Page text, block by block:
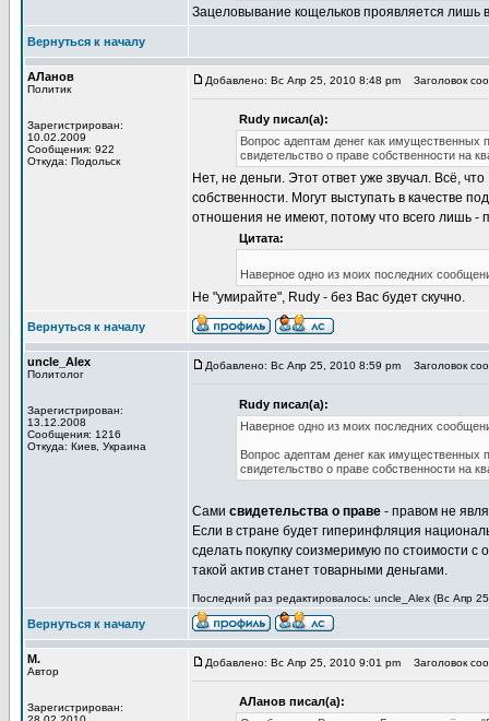
Зацеловывание кощельков проявляется лишь
Вернуться к началу
АЛанов
Политик
Зарегистрирован:
10.02.2009
Сообщения: 922
Откуда: Подольск
Добавлено: Вс Апр 25, 2010 8:48 pm Заголовок
Rudy писал(а):
Вопрос адептам денег как имущественных
свидетельство о праве собственности на
Нет, не деньги. Этот ответ уже звучал. Всё,
собственности. Могут выступать в качестве
отношения не имеют, потому что всего лишь -
Цитата:
Наверное одно из моих последних
Не "умирайте", Rudy - без Вас будет скучно.
Вернуться к началу
uncle_Alex
Политолог
Зарегистрирован:
13.12.2008
Сообщения: 1216
Откуда: Киев, Украина
Добавлено: Вс Апр 25, 2010 8:59 pm Заголовок
Rudy писал(а):
Наверное одно из моих последних
Вопрос адептам денег как имущественных
свидетельство о праве собственности на
Сами свидетельства о праве - правом не
Если в стране будет гиперинфляция
сделать покупку соизмеримую по стоимости
такой актив станет товарными деньгами.
Последний раз редактировалось: uncle_Alex (Вс Апр
Вернуться к началу
М.
Автор
Зарегистрирован:
Добавлено: Вс Апр 25, 2010 9:01 pm Заголовок
АЛанов писал(а):